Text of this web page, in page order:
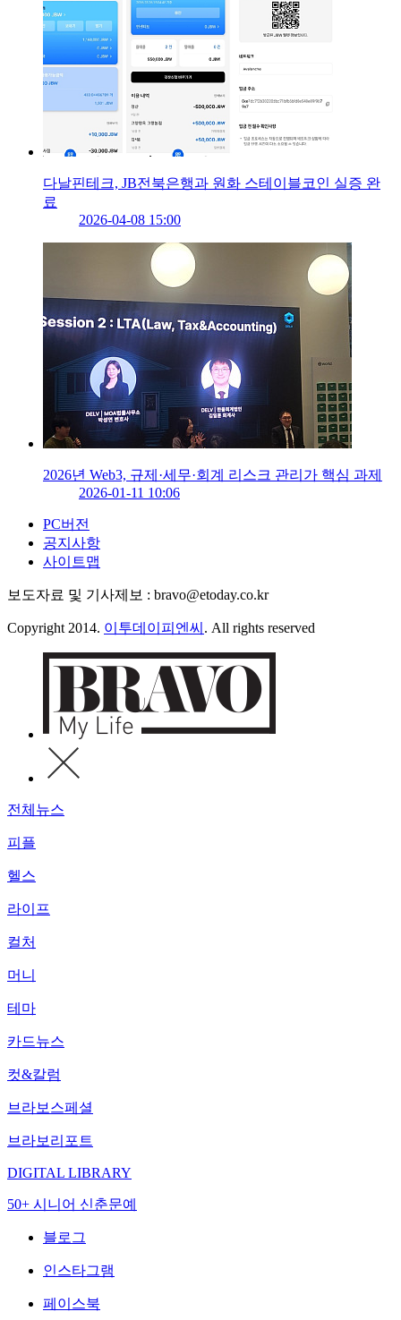
다날핀테크, JB전북은행과 원화 스테이블코인 실증 완
료
2026-04-08 15:00
2026년 Web3, 규제·세무·회계 리스크 관리가 핵심 과제
2026-01-11 10:06
PC버전
공지사항
사이트맵
보도자료 및 기사제보 : bravo@etoday.co.kr
Copyright 2014. 이투데이피엔씨 . All rights reserved
전체뉴스
피플
헬스
라이프
컬처
머니
테마
카드뉴스
컷&칼럼
브라보스페셜
브라보리포트
DIGITAL LIBRARY
50+ 시니어 신춘문예
블로그
인스타그램
페이스북